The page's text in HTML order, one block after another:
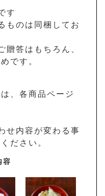
す
ものは同梱してお
贈答はもちろん、
です。
、各商品ページ
せ内容が変わる事
ださい。
容